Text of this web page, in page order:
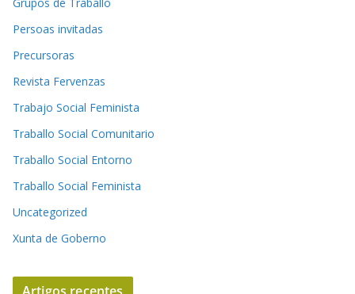
Persoas invitadas
Precursoras
Revista Fervenzas
Trabajo Social Feminista
Traballo Social Comunitario
Traballo Social Entorno
Traballo Social Feminista
Uncategorized
Xunta de Goberno